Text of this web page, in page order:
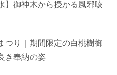
】御神木から授かる風邪咳
つり｜期間限定の白桃樹御
き奉納の姿